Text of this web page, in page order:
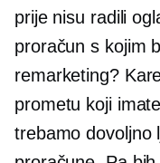
prije nisu radili
proračun s kojim
remarketing?
prometu koji
trebamo dovoljno